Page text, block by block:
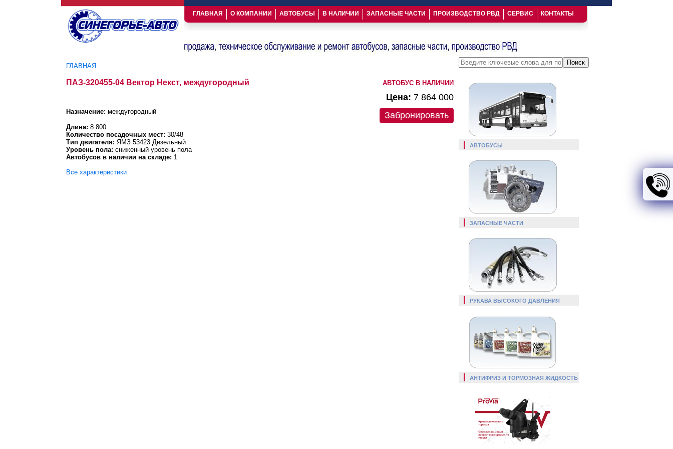
ГЛАВНАЯ О КОМПАНИИ АВТОБУСЫ В НАЛИЧИИ ЗАПАСНЫЕ ЧАСТИ ПРОИЗВОДСТВО РВД СЕРВИС КОНТАКТЫ
ГЛАВНАЯ
ПАЗ-320455-04 Вектор Некст, междугородный АВТОБУС В НАЛИЧИИ
Цена: 7 864 000
Забронировать
Назначение: междугородный
Длина: 8 800
Количество посадочных мест: 30/48
Тип двигателя: ЯМЗ 53423 Дизельный
Уровень пола: сниженный уровень пола
Автобусов в наличии на складе: 1
Все характеристики
Введите ключевые слова для поиска
АВТОБУСЫ
ЗАПАСНЫЕ ЧАСТИ
РУКАВА ВЫСОКОГО ДАВЛЕНИЯ
АНТИФРИЗ И ТОРМОЗНАЯ ЖИДКОСТЬ